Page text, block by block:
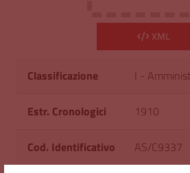
XML
Classificazione I -
Estr. Cronologici 1910
Cod. Identificativo AS/C9337